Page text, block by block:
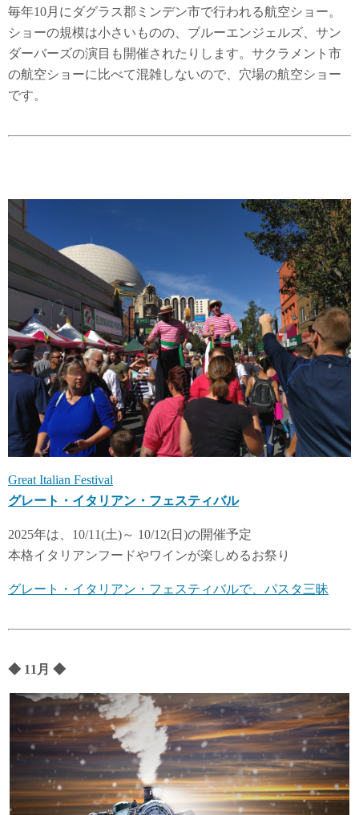
毎年10月にダグラス郡ミンデン市で行われる航空ショー。
ショーの規模は小さいものの、ブルーエンジェルズ、サン
ダーバーズの演目も開催されたりします。サクラメント市
の航空ショーに比べて混雑しないので、穴場の航空ショー
です。
Great Italian Festival
グレート・イタリアン・フェスティバル
2025年は、10/11(土)～ 10/12(日)の開催予定
本格イタリアンフードやワインが楽しめるお祭り
グレート・イタリアン・フェスティバルで、パスタ三昧
◆ 11 月 ◆